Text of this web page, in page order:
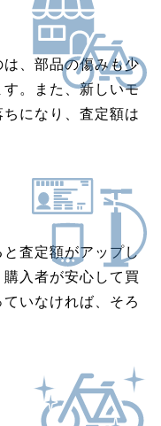
、部品の傷みも少
。また、新しいモ
になり、査定額は
査定額がアップし
入者が安心して買
いなければ、そろ